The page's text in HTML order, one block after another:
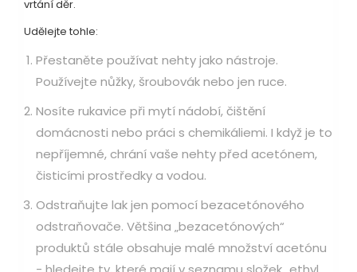
vrtání děr.
Udělejte tohle:
Přestaněte používat nehty jako nástroje.
Používejte nůžky, šroubovák nebo jen ruce.
Nosíte rukavice při mytí nádobí, čištění
domácnosti nebo práci s chemikáliemi. I když je to
nepříjemné, chrání vaše nehty před acetónem,
čisticími prostředky a vodou.
Odstraňujte lak jen pomocí bezacetónového
odstraňovače. Většina „bezacetónových“
produktů stále obsahuje malé množství acetónu